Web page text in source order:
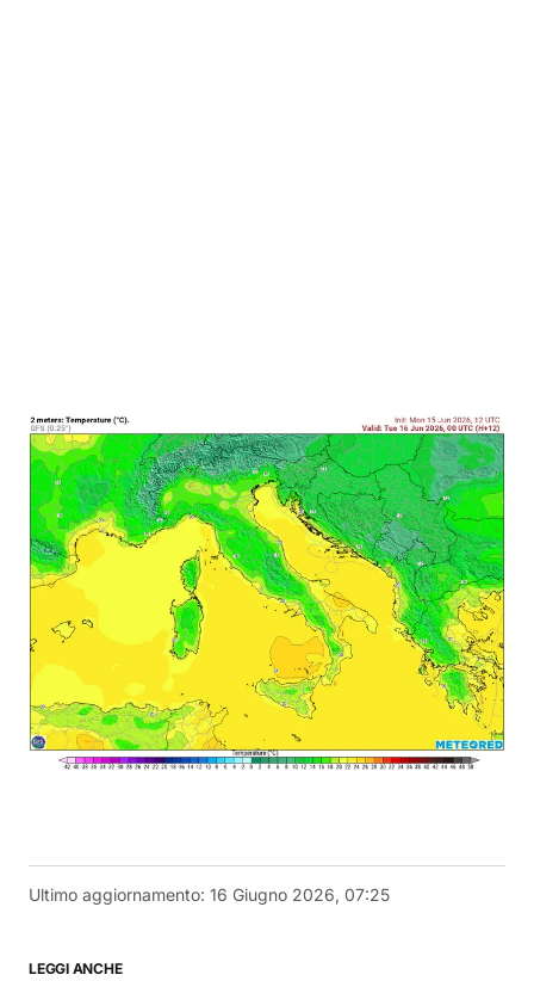
Ultimo aggiornamento: 16 Giugno 2026, 07:25
LEGGI ANCHE